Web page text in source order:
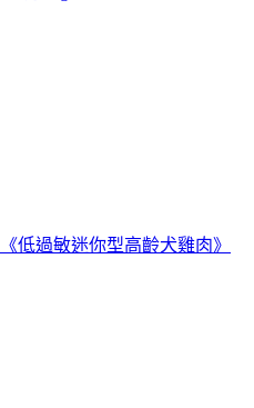
低過敏迷你型高齡犬雞肉》